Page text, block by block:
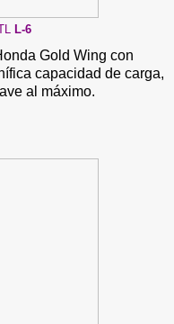
L-6
Gold Wing con
capacidad de carga,
al máximo.